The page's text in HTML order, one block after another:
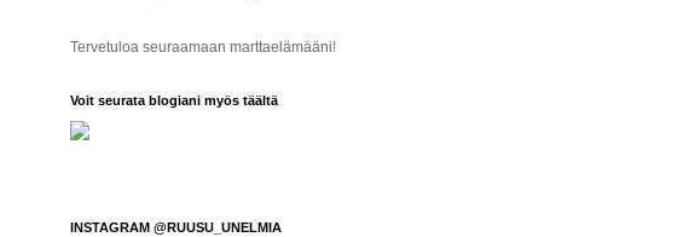
Tervetuloa seuraamaan marttaelämääni!
Voit seurata blogiani myös täältä
INSTAGRAM @RUUSU_UNELMIA